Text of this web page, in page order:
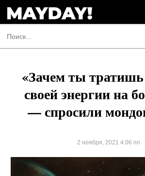
«Зачем ты тратишь
своей энергии на
— спросили
2 ноября, 2021 4:06 пп